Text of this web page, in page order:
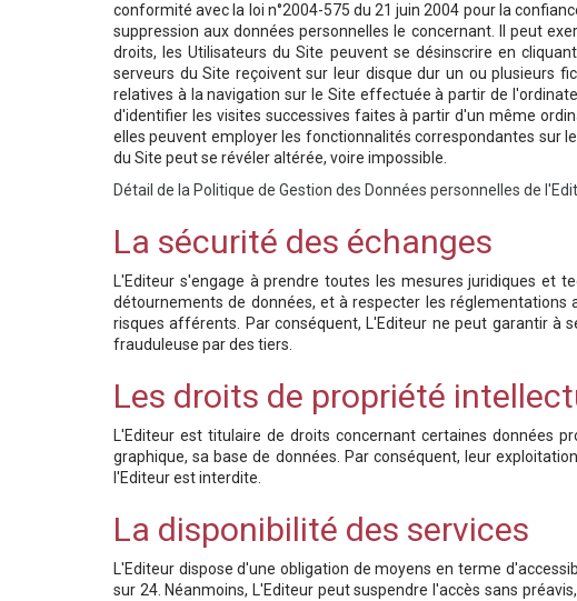
conformité avec la loi n°2004-575 du 21 juin 2004 pour la
suppression aux données personnelles le concernant. Il peut
droits, les Utilisateurs du Site peuvent se désinscrire en
serveurs du Site reçoivent sur leur disque dur un ou plusieurs
relatives à la navigation sur le Site effectuée à partir de
d'identifier les visites successives faites à partir d'un même
elles peuvent employer les fonctionnalités correspondantes sur
du Site peut se révéler altérée, voire impossible.
Détail de la Politique de Gestion des Données personnelles de
La sécurité des échanges
L'Editeur s'engage à prendre toutes les mesures juridiques et
détournements de données, et à respecter les réglementations
risques afférents. Par conséquent, L'Editeur ne peut garantir à
frauduleuse par des tiers.
Les droits de propriété
L'Editeur est titulaire de droits concernant certaines données
graphique, sa base de données. Par conséquent, leur
l'Editeur est interdite.
La disponibilité des services
L'Editeur dispose d'une obligation de moyens en terme
sur 24. Néanmoins, L'Editeur peut suspendre l'accès sans